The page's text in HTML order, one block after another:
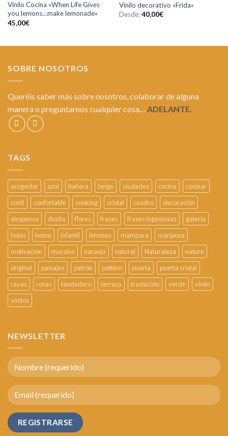
Vinilo Cocina «When Life Gives
you lemons…make lemonade»
45,00€
Vinilo decorativo «Frida»
Desde:40,00€
SOBRE NOSOTROS
Queréis saber más sobre nosotros, colaborar de alguna
manera o preguntarnos cualquier cosa… ADELANTE.
TAGS
acogedor azul bañera beige ciudades cocina
cocinar
confi
confortable cooking cristal cuadro
decoración
despensa
ducha flores frases frases ingeniosas
galería
hojas
home infantil limones mampara
mariposa
motivación
murales naranja natural Naturaleza
nature
original
paisajes patrón pattern puerta
puerta cristal
rayas
rosas tendedero terraza traslúcido verde
vinilo
vinilos
NEWSLETTER